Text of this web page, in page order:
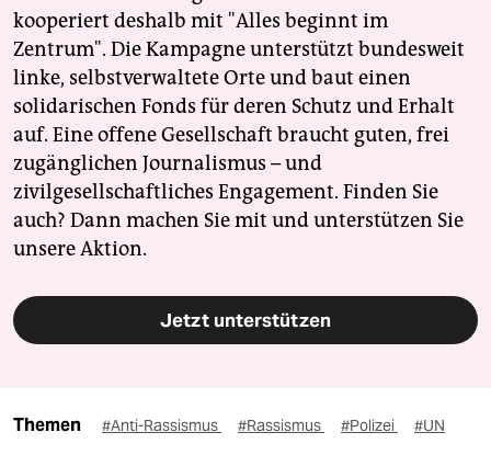
kooperiert deshalb mit "Alles beginnt im
Zentrum". Die Kampagne unterstützt bundesweit
linke, selbstverwaltete Orte und baut einen
solidarischen Fonds für deren Schutz und Erhalt
auf. Eine offene Gesellschaft braucht guten, frei
zugänglichen Journalismus – und
zivilgesellschaftliches Engagement. Finden Sie
auch? Dann machen Sie mit und unterstützen Sie
unsere Aktion.
Jetzt unterstützen
Themen #Anti-Rassismus #Rassismus #Polizei #UN